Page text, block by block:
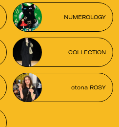
NUMEROLOGY
COLLECTION
otona ROSY